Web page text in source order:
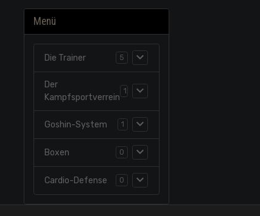
Menü
Die Trainer 5
Der
Kampfsportverrein
Goshin-System 1
Boxen 0
Cardio-Defense 0